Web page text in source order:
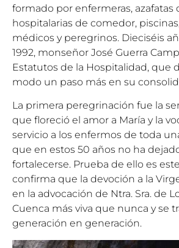
formado por enfermeras, azafatas
hospitalarias de comedor,
médicos y peregrinos. Dieciséis
1992, monseñor José Guerra
Estatutos de la Hospitalidad, que
modo un paso más en su
La primera peregrinación fue la
que floreció el amor a María y la
servicio a los enfermos de toda
que en estos 50 años no ha
fortalecerse. Prueba de ello es
confirma que la devoción a la
en la advocación de Ntra. Sra. de
Cuenca más viva que nunca y se
generación en generación.